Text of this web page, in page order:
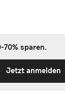
sparen.
Jetzt anmelden